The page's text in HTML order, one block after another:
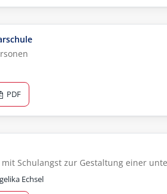
PDF
mit Schulangst zur Gestaltung einer
Echsel